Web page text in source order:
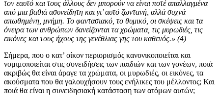
τον εαυτό και τους άλλους δεν μπορούν να είναι ποτέ απαλλαγμένα
από μια βαθιά ασυνείδητη και γι’ αυτό ζωντανή, αλλά συχνά
απωθημένη, μνήμη. Το φαντασιακό, το θυμικό, οι σκέψεις και τα
όνειρα των ανθρώπων δανείζονται τα χρώματα, τις μυρωδιές, τις
εικόνες και τους ήχους της γενέθλιας γης του καθενός.» (4)
Σήμερα, που ο κατ’ οίκον περιορισμός κανονικοποιείται και
νομιμοποιείται στις συνειδήσεις των παιδιών και των γονέων, ποιά
ακριβώς θα είναι άραγε τα χρώματα, οι μυρωδιές, οι εικόνες, τα
ακούσματα που θα γαλουχήσουν τους ενήλικες του μέλλοντος; Και
ποιά θα είναι η συνειδησιακή κατάσταση των ατόμων αυτών;